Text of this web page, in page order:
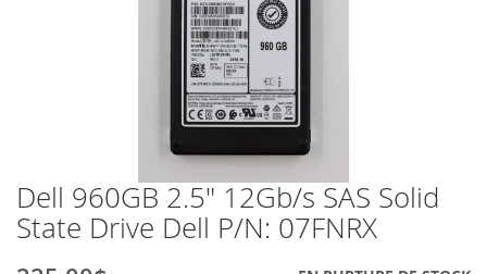
Dell 960GB 2.5" 12Gb/s SAS Solid
State Drive Dell P/N: 07FNRX
Skip
to
the